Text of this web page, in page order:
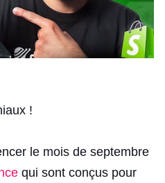
!
le mois de septembre
qui sont conçus pour